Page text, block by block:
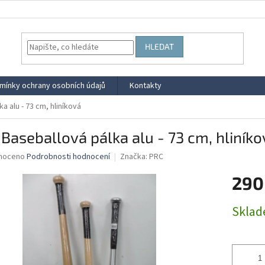
HLEDAT
ochrany osobních údajů
Kontakty
alu - 73 cm, hliníková
Baseballová pálka alu - 73 cm,
Podrobnosti hodnocení Značka: PRC
cena: